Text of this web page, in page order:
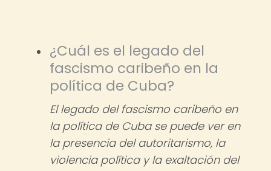
¿Cuál es el legado del
fascismo caribeño en la
política de Cuba?
El legado del fascismo caribeño en
la política de Cuba se puede ver en
la presencia del autoritarismo, la
violencia política y la exaltación del